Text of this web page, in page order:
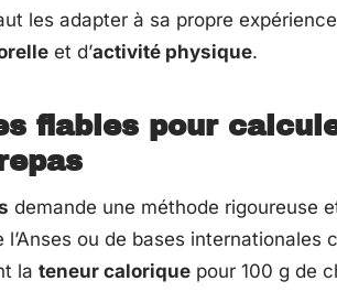
les adapter à sa propre
et d’activité physique.
fiables pour
demande une méthode rigoureuse
l’Anses ou de bases internationales
la teneur calorique pour 100 g de